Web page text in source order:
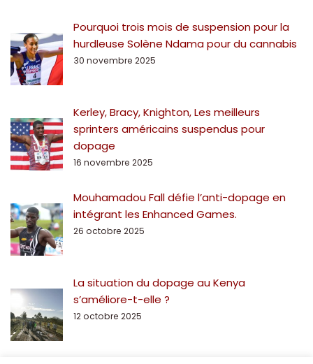
Pourquoi trois mois de suspension pour la
hurdleuse Solène Ndama pour du cannabis
30 novembre 2025
Kerley, Bracy, Knighton, Les meilleurs
sprinters américains suspendus pour
dopage
16 novembre 2025
Mouhamadou Fall défie l’anti-dopage en
intégrant les Enhanced Games.
26 octobre 2025
La situation du dopage au Kenya
s’améliore-t-elle ?
12 octobre 2025